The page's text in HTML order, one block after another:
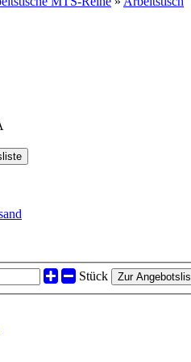
Stück Zur